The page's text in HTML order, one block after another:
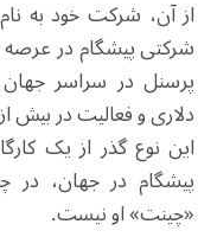
از آن، شرکت خود به
این نوع گذر از یک
پیشگام در جهان،
«چینت» او نیست.